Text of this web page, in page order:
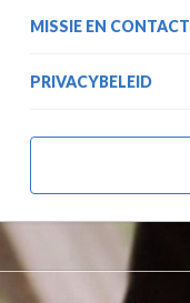
MISSIE EN CONTACT
PRIVACYBELEID